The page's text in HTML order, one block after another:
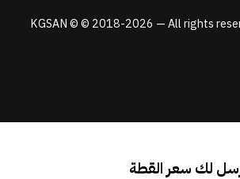
KGSAN © © 2018-2026 — All rights
لك سعر القطة